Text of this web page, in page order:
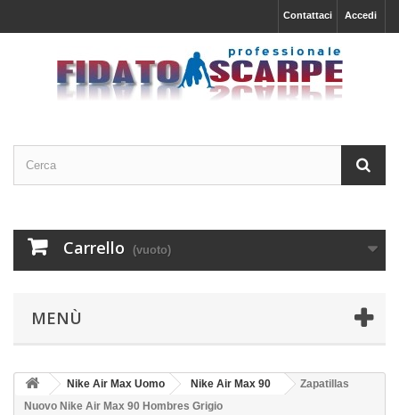
Accedi
Contattaci
Carrello (vuoto)
MENÙ
Nike Air Max Uomo Nike Air Max 90
Zapatillas
Nuovo Nike Air Max 90 Hombres Grigio